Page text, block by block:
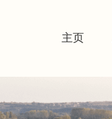
主页